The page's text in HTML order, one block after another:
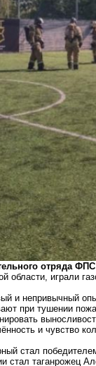
отряда
играли
и непривычный
при тушении
и чувство
стал
стал таганрожец